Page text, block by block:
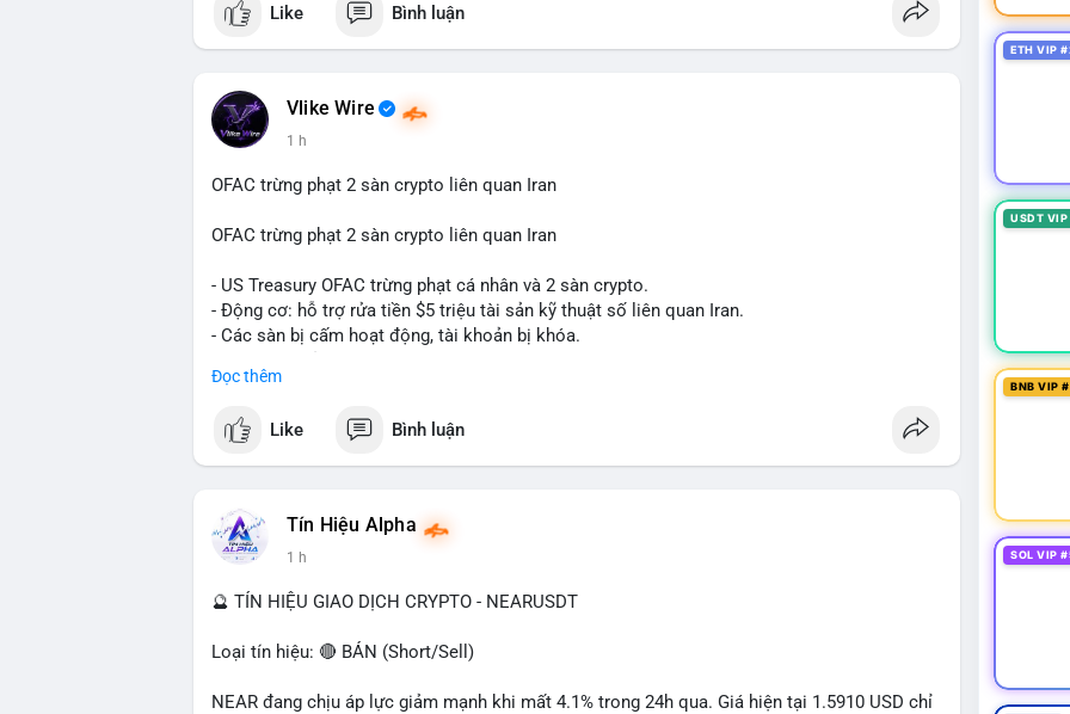
Like Bình luận
Vlike Wire
1 h
OFAC trừng phạt 2 sàn crypto liên quan Iran
OFAC trừng phạt 2 sàn crypto liên quan Iran
- US Treasury OFAC trừng phạt cá nhân và 2 sàn crypto.
- Động cơ: hỗ trợ rửa tiền $5 triệu tài sản kỹ thuật số liên quan Iran.
- Các sàn bị cấm hoạt động, tài khoản bị khóa.
$btc $eth
#vlikevn #titanbot
📰 Nguồn: Cointelegraph
Đọc thêm
Like Bình luận
Tín Hiệu Alpha
1 h
🔮 TÍN HIỆU GIAO DỊCH CRYPTO - NEARUSDT
Loại tín hiệu: 🔴 BÁN (Short/Sell)
NEAR đang chịu áp lực giảm mạnh khi mất 4.1% trong 24h qua. Giá hiện tại 1.5910 USD chỉ
ETH VIP
USDT
BNB VIP
SOL VIP